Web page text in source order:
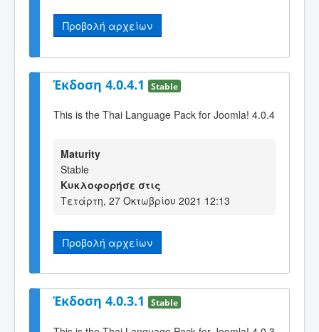
Προβολή αρχείων
Έκδοση 4.0.4.1 Stable
This is the Thai Language Pack for Joomla! 4.0.4
Maturity
Stable
Κυκλοφορήσε στις
Τετάρτη, 27 Οκτωβρίου 2021 12:13
Προβολή αρχείων
Έκδοση 4.0.3.1 Stable